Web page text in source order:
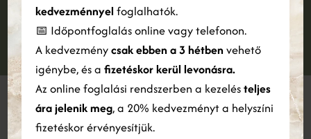
IDŐPONTFOGLALÁS
kedvezménnyel foglalhatók.
📅 Időpontfoglalás online vagy telefonon.
A kedvezménycsak ebben a 3 hétben vehető
igénybe, és a fizetéskor kerül levonásra.
Az online foglalási rendszerben a kezelésteljes
ára jelenik meg, a 20% kedvezményt a helyszíni
fizetéskor érvényesítjük.
szabására és a forgalom elemzésére. Webhelyünk Ön általi
használatára vonatkozó információkat megosztjuk hirdetési és
elemző partnereinkkel is, akik egyesíthetik azokat más
információkkal, amelyeket Ön biztosított számukra, vagy
amelyeket a szolgáltatásaik Ön általi használatából gyűjtöttek
össze.
Bővebben
ÖSSZES ELFOGADÁSA
ÖSSZES ELUTASÍTÁSA